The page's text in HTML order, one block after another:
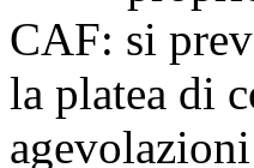
CAF: si
la platea di